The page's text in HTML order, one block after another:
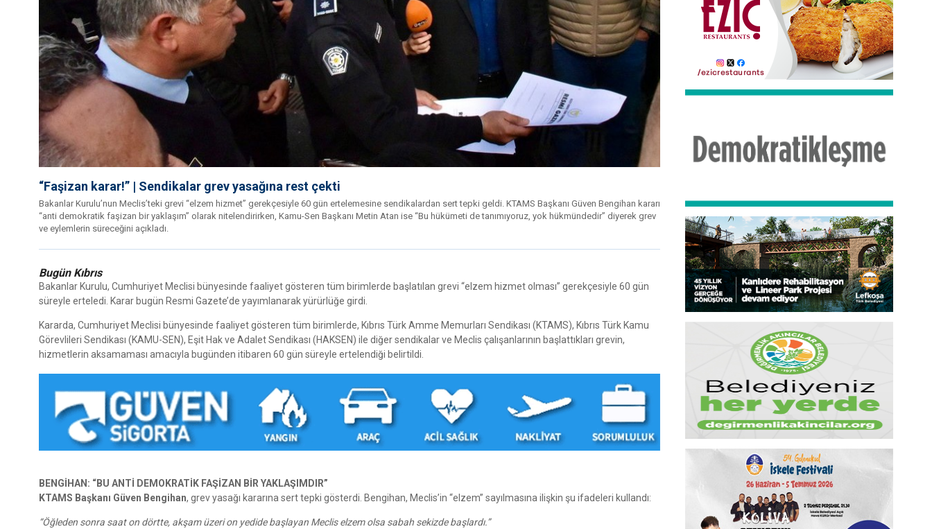
“Faşizan karar!” | Sendikalar grev yasağına rest çekti
Bakanlar Kurulu’nun Meclis’teki grevi “elzem hizmet” gerekçesiyle 60 gün ertelemesine sendikalardan sert tepki geldi. KTAMS Başkanı Güven Bengihan kararı
“anti demokratik faşizan bir yaklaşım” olarak nitelendirirken, Kamu-Sen Başkanı Metin Atan ise “Bu hükümeti de tanımıyoruz, yok hükmündedir” diyerek grev
ve eylemlerin süreceğini açıkladı.
Bugün Kıbrıs
Bakanlar Kurulu, Cumhuriyet Meclisi bünyesinde faaliyet gösteren tüm birimlerde başlatılan grevi “elzem hizmet olması” gerekçesiyle 60 gün
süreyle erteledi. Karar bugün Resmi Gazete’de yayımlanarak yürürlüğe girdi.
Kararda, Cumhuriyet Meclisi bünyesinde faaliyet gösteren tüm birimlerde, Kıbrıs Türk Amme Memurları Sendikası (KTAMS), Kıbrıs Türk Kamu
Görevlileri Sendikası (KAMU-SEN), Eşit Hak ve Adalet Sendikası (HAKSEN) ile diğer sendikalar ve Meclis çalışanlarının başlattıkları grevin,
hizmetlerin aksamaması amacıyla bugünden itibaren 60 gün süreyle ertelendiği belirtildi.
BENGİHAN: “BU ANTİ DEMOKRATİK FAŞİZAN BİR YAKLAŞIMDIR”
KTAMS Başkanı Güven Bengihan, grev yasağı kararına sert tepki gösterdi. Bengihan, Meclis’in “elzem” sayılmasına ilişkin şu ifadeleri kullandı:
“Öğleden sonra saat on dörtte, akşam üzeri on yedide başlayan Meclis elzem olsa sabah sekizde başlardı.”